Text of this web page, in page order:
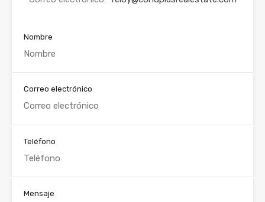
Nombre
Correo electrónico
Teléfono
Mensaje